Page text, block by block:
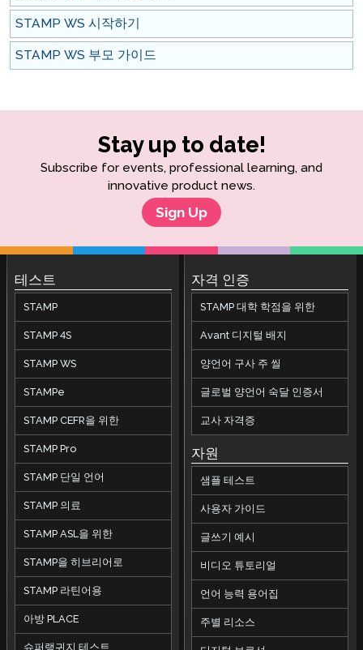
STAMP WS 시작하기
STAMP WS 부모 가이드
Stay up to date!
Subscribe for events, professional learning, and
innovative product news.
Sign Up
테스트
STAMP
STAMP 4S
STAMP WS
STAMPe
STAMP CEFR을 위한
STAMP Pro
STAMP 단일 언어
STAMP 의료
STAMP ASL을 위한
STAMP을 히브리어로
STAMP 라틴어용
아방 PLACE
슈퍼랭귀지 테스트
자격 인증
STAMP 대학 학점을 위한
Avant 디지털 배지
양언어 구사 주 씰
글로벌 양언어 숙달 인증서
교사 자격증
자원
샘플 테스트
사용자 가이드
글쓰기 예시
비디오 튜토리얼
언어 능력 용어집
주별 리소스